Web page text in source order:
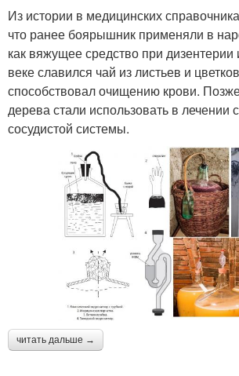
Из истории в медицинских
что ранее боярышник применяли в
как вяжущее средство при дизентерии
веке славился чай из листьев и
способствовал очищению крови.
дерева стали использовать в лечении
сосудистой системы.
читать дальше →